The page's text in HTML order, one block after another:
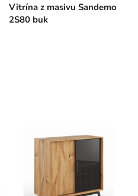
Vitrína z masivu Sandemo
2S80 buk